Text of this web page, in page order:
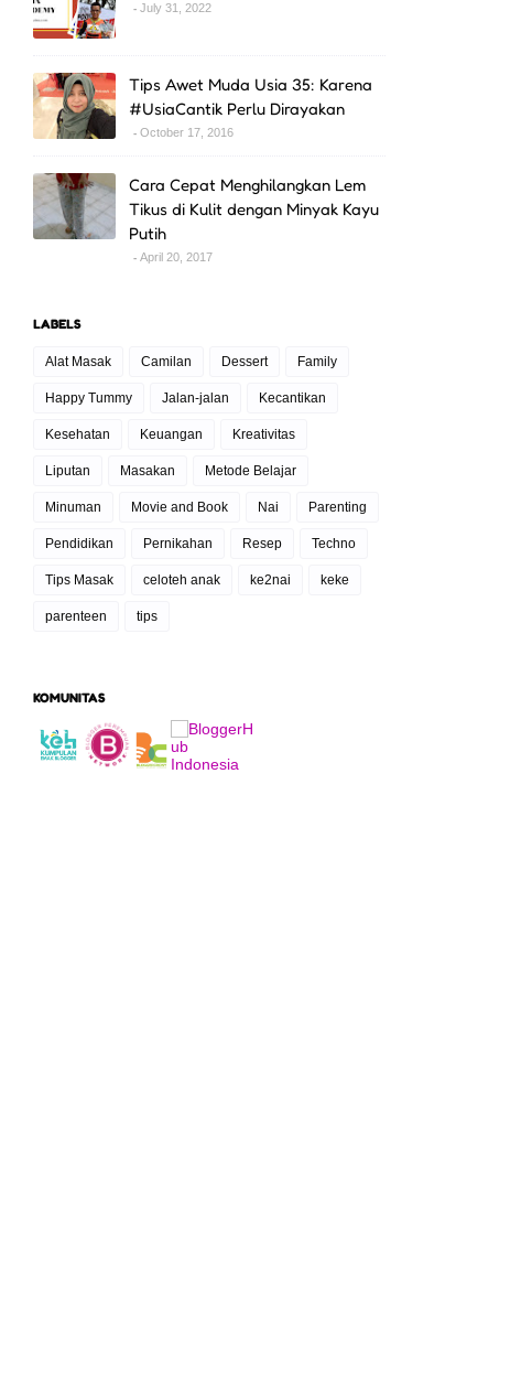
July 31, 2022
Tips Awet Muda Usia 35: Karena
#UsiaCantik Perlu Dirayakan
October 17, 2016
Cara Cepat Menghilangkan Lem
Tikus di Kulit dengan Minyak Kayu
Putih
April 20, 2017
LABELS
Alat Masak Camilan Dessert Family
Happy Tummy Jalan-jalan Kecantikan
Kesehatan Keuangan Kreativitas
Liputan Masakan Metode Belajar
Minuman Movie and Book Nai Parenting
Pendidikan Pernikahan Resep Techno
Tips Masak celoteh anak ke2nai keke
parenteen tips
KOMUNITAS